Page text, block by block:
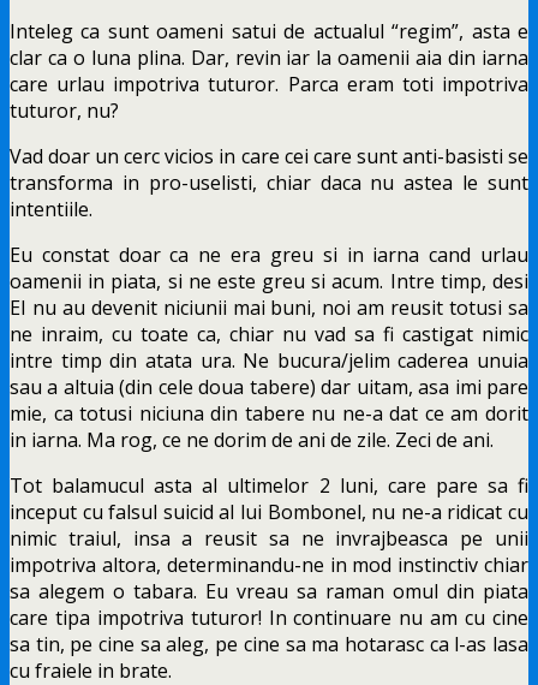
Inteleg ca sunt oameni satui de actualul “regim”, asta e
clar ca o luna plina. Dar, revin iar la oamenii aia din iarna
care urlau impotriva tuturor. Parca eram toti impotriva
tuturor, nu?
Vad doar un cerc vicios in care cei care sunt anti-basisti se
transforma in pro-uselisti, chiar daca nu astea le sunt
intentiile.
Eu constat doar ca ne era greu si in iarna cand urlau
oamenii in piata, si ne este greu si acum. Intre timp, desi
EI nu au devenit niciunii mai buni, noi am reusit totusi sa
ne inraim, cu toate ca, chiar nu vad sa fi castigat nimic
intre timp din atata ura. Ne bucura/jelim caderea unuia
sau a altuia (din cele doua tabere) dar uitam, asa imi pare
mie, ca totusi niciuna din tabere nu ne-a dat ce am dorit
in iarna. Ma rog, ce ne dorim de ani de zile. Zeci de ani.
Tot balamucul asta al ultimelor 2 luni, care pare sa fi
inceput cu falsul suicid al lui Bombonel, nu ne-a ridicat cu
nimic traiul, insa a reusit sa ne invrajbeasca pe unii
impotriva altora, determinandu-ne in mod instinctiv chiar
sa alegem o tabara. Eu vreau sa raman omul din piata
care tipa impotriva tuturor! In continuare nu am cu cine
sa tin, pe cine sa aleg, pe cine sa ma hotarasc ca l-as lasa
cu fraiele in brate.